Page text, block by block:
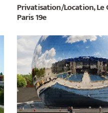
Privatisation/Location, Le
Paris 19e